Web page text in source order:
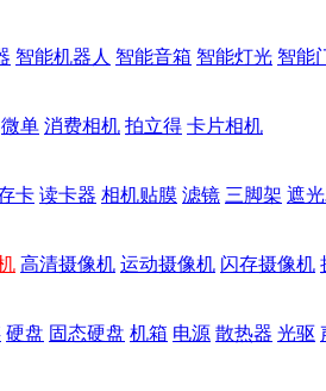
智能机器人 智能音箱 智能灯光 智能
微单 消费相机 拍立得 卡片相机
卡 读卡器 相机贴膜 滤镜 三脚架 遮
高清摄像机 运动摄像机 闪存摄像机
硬盘 固态硬盘 机箱 电源 散热器 光驱